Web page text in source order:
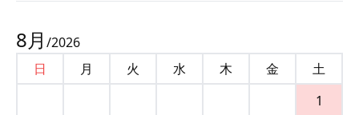
8月 /2026
日
月 火 水 木 金
土
1